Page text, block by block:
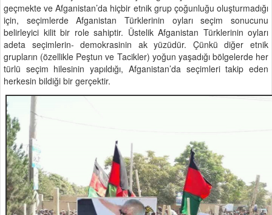
geçmekte ve Afganistan’da hiçbir etnik grup çoğunluğu oluşturmadığı
için, seçimlerde Afganistan Türklerinin oyları seçim sonucunu
belirleyici kilit bir role sahiptir. Üstelik Afganistan Türklerinin oyları
adeta seçimlerin- demokrasinin ak yüzüdür. Çünkü diğer etnik
grupların (özellikle Peştun ve Tacikler) yoğun yaşadığı bölgelerde her
türlü seçim hilesinin yapıldığı, Afganistan’da seçimleri takip eden
herkesin bildiği bir gerçektir.